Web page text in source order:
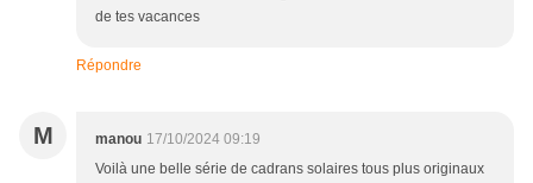
de tes vacances
Répondre
M manou 17/10/2024 09:19
Voilà une belle série de cadrans solaires tous plus originaux